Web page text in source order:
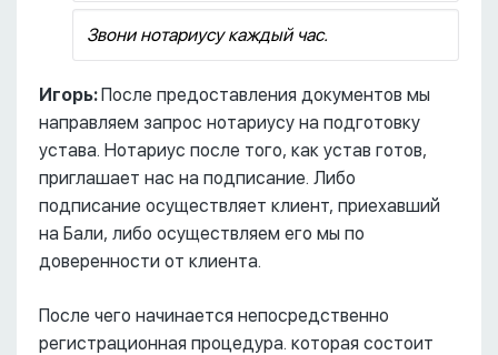
Звони нотариусу каждый час.
Игорь:После предоставления документов мы
направляем запрос нотариусу на подготовку
устава. Нотариус после того, как устав готов,
приглашает нас на подписание. Либо
подписание осуществляет клиент, приехавший
на Бали, либо осуществляем его мы по
доверенности от клиента.
После чего начинается непосредственно
регистрационная процедура. которая состоит